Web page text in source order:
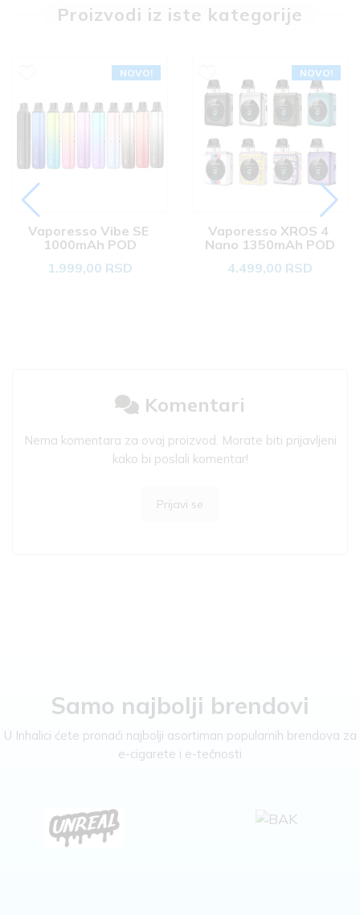
Proizvodi iz iste kategorije
NOVO!
Vaporesso Vibe SE
1000mAh POD
1.999,00 RSD
NOVO!
Vaporesso XROS 4
Nano 1350mAh POD
4.499,00 RSD
Komentari
Nema komentara za ovaj proizvod. Morate biti prijavljeni
kako bi poslali komentar!
Prijavi se
Samo najbolji brendovi
U Inhalici ćete pronaći najbolji asortiman popularnih brendova za
e-cigarete i e-tečnosti